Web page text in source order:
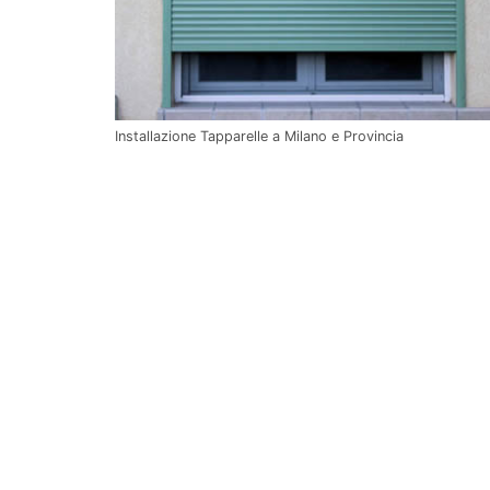
Installazione Tapparelle a Milano e Provincia